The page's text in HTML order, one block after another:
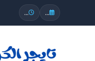
...
...